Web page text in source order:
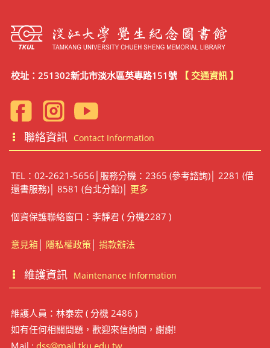
校址：251302新北市淡水區英專路151號 【 交通資訊 】
聯絡資訊 Contact Information
TEL：02-2621-5656│服務分機：2365 (參考諮詢)│ 2281 (借
還書服務)│ 8581 (台北分館)│ 更多
個資保護聯絡窗口：李靜君 ( 分機2287 )
意見箱│ 隱私權政策│ 捐款辦法
維護資訊 Maintenance Information
維護人員：林泰宏 ( 分機 2486 )
如有任何相關問題，歡迎來信詢問，謝謝!
Mail : dss@mail.tku.edu.tw